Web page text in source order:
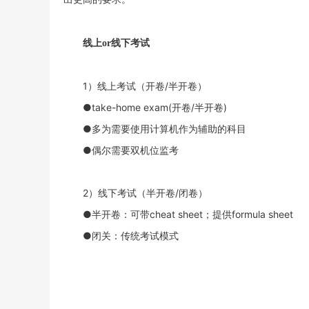
线上or线下考试
1）线上考试（开卷/半开卷）
●take-home exam(开卷/半开卷)
●多为需要使用计算机作为辅助的科目
●偶尔需要双机位监考
2）线下考试（半开卷/闭卷）
●半开卷：可带cheat sheet；提供formula sheet
●闭关：传统考试模式